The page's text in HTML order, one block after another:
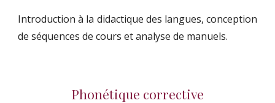
Introduction à la didactique des langues, conception
de séquences de cours et analyse de manuels.
Phonétique corrective